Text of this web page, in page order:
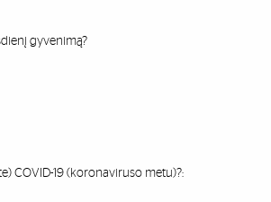
gyvenimą?
COVID-19 (koronaviruso metu)?: